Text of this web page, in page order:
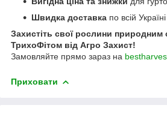
Швидка доставка по всій Україні
Захистіть свої рослини
ТрихоФітом від Агро Захист!
Замовляйте прямо зараз на
Приховати